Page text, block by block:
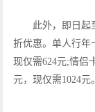
此外，即日起至
折优惠。单人行年
现仅需624元;情侣
元，现仅需1024元。